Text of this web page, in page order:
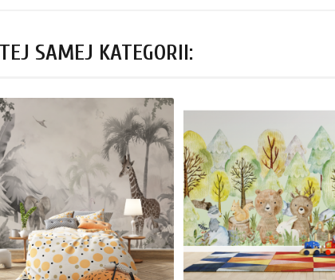
SAMEJ KATEGORII: